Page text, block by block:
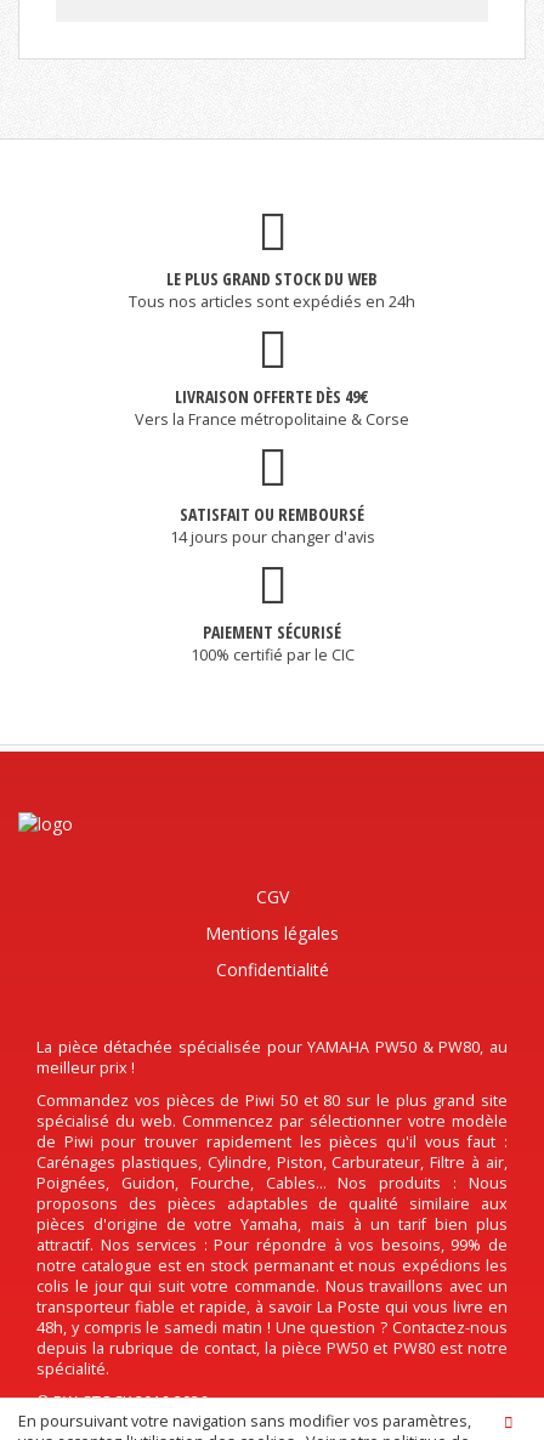
LE PLUS GRAND STOCK DU WEB
Tous nos articles sont expédiés en 24h
LIVRAISON OFFERTE DÈS 49€
Vers la France métropolitaine & Corse
SATISFAIT OU REMBOURSÉ
14 jours pour changer d'avis
PAIEMENT SÉCURISÉ
100% certifié par le CIC
CGV
Mentions légales
Confidentialité
La pièce détachée spécialisée pour YAMAHA PW50 & PW80, au
meilleur prix !
Commandez vos pièces de Piwi 50 et 80 sur le plus grand site
spécialisé du web. Commencez par sélectionner votre modèle
de Piwi pour trouver rapidement les pièces qu'il vous faut :
Carénages plastiques, Cylindre, Piston, Carburateur, Filtre à air,
Poignées, Guidon, Fourche, Cables... Nos produits : Nous
proposons des pièces adaptables de qualité similaire aux
pièces d'origine de votre Yamaha, mais à un tarif bien plus
attractif. Nos services : Pour répondre à vos besoins, 99% de
notre catalogue est en stock permanant et nous expédions les
colis le jour qui suit votre commande. Nous travaillons avec un
transporteur fiable et rapide, à savoir La Poste qui vous livre en
48h, y compris le samedi matin ! Une question ? Contactez-nous
depuis la rubrique de contact, la pièce PW50 et PW80 est notre
spécialité.
© PW-STOCK 2016-2026
En poursuivant votre navigation sans modifier vos paramètres,